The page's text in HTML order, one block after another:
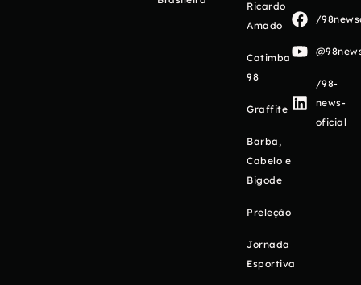
Ricardo
Amado
Catimba
98
Graffite
Barba,
Cabelo e
Bigode
Preleção
Jornada
Esportiva
/
/98-
news-
oficial